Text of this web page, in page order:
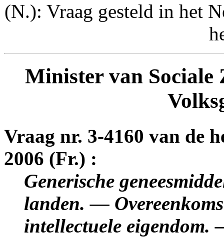
(N.): Vraag gesteld in het
Minister van Sociale
Vraag nr. 3-4160 van de
2006 (Fr.) :
Generische
landen. —
intellectuele